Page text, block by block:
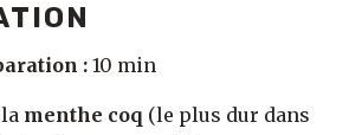
:10 min
menthe coq (le plus dur dans